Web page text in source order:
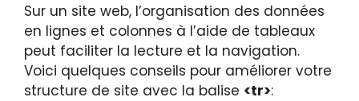
Sur un site web, l’organisation des données
en lignes et colonnes à l’aide de tableaux
peut faciliter la lecture et la navigation.
Voici quelques conseils pour améliorer votre
structure de site avec la balise <tr>: